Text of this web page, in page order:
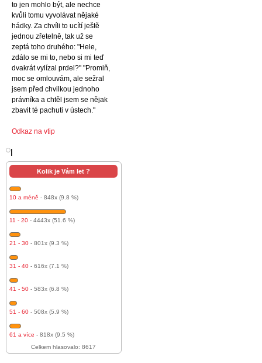
to jen mohlo být, ale nechce
kvůli tomu vyvolávat nějaké
hádky. Za chvíli to ucítí ještě
jednou zřetelně, tak už se
zeptá toho druhého: "Hele,
zdálo se mi to, nebo si mi teď
dvakrát vylízal prdel?" "Promiň,
moc se omlouvám, ale sežral
jsem před chvilkou jednoho
právníka a chtěl jsem se nějak
zbavit té pachuti v ústech."
Odkaz na vtip
Kolik je Vám let ?
10 a méně - 848x (9.8 %)
11 - 20 - 4443x (51.6 %)
21 - 30 - 801x (9.3 %)
31 - 40 - 616x (7.1 %)
41 - 50 - 583x (6.8 %)
51 - 60 - 508x (5.9 %)
61 a více - 818x (9.5 %)
Celkem hlasovalo: 8617